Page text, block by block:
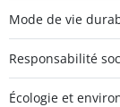
Mode de vie
Responsabilité
Écologie et